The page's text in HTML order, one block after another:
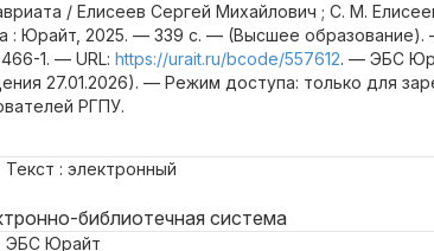
/ Елисеев Сергей Михайлович ; С. М.
: Юрайт, 2025. — 339 с. — (Высшее образование).
1. — URL: https://urait.ru/bcode/557612. — ЭБС
27.01.2026). — Режим доступа: только для
РГПУ.
Текст : электронный
библиотечная система
ЭБС Юрайт